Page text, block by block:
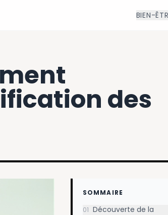
BIEN-
des
SOMMAIRE
01 Découverte de la